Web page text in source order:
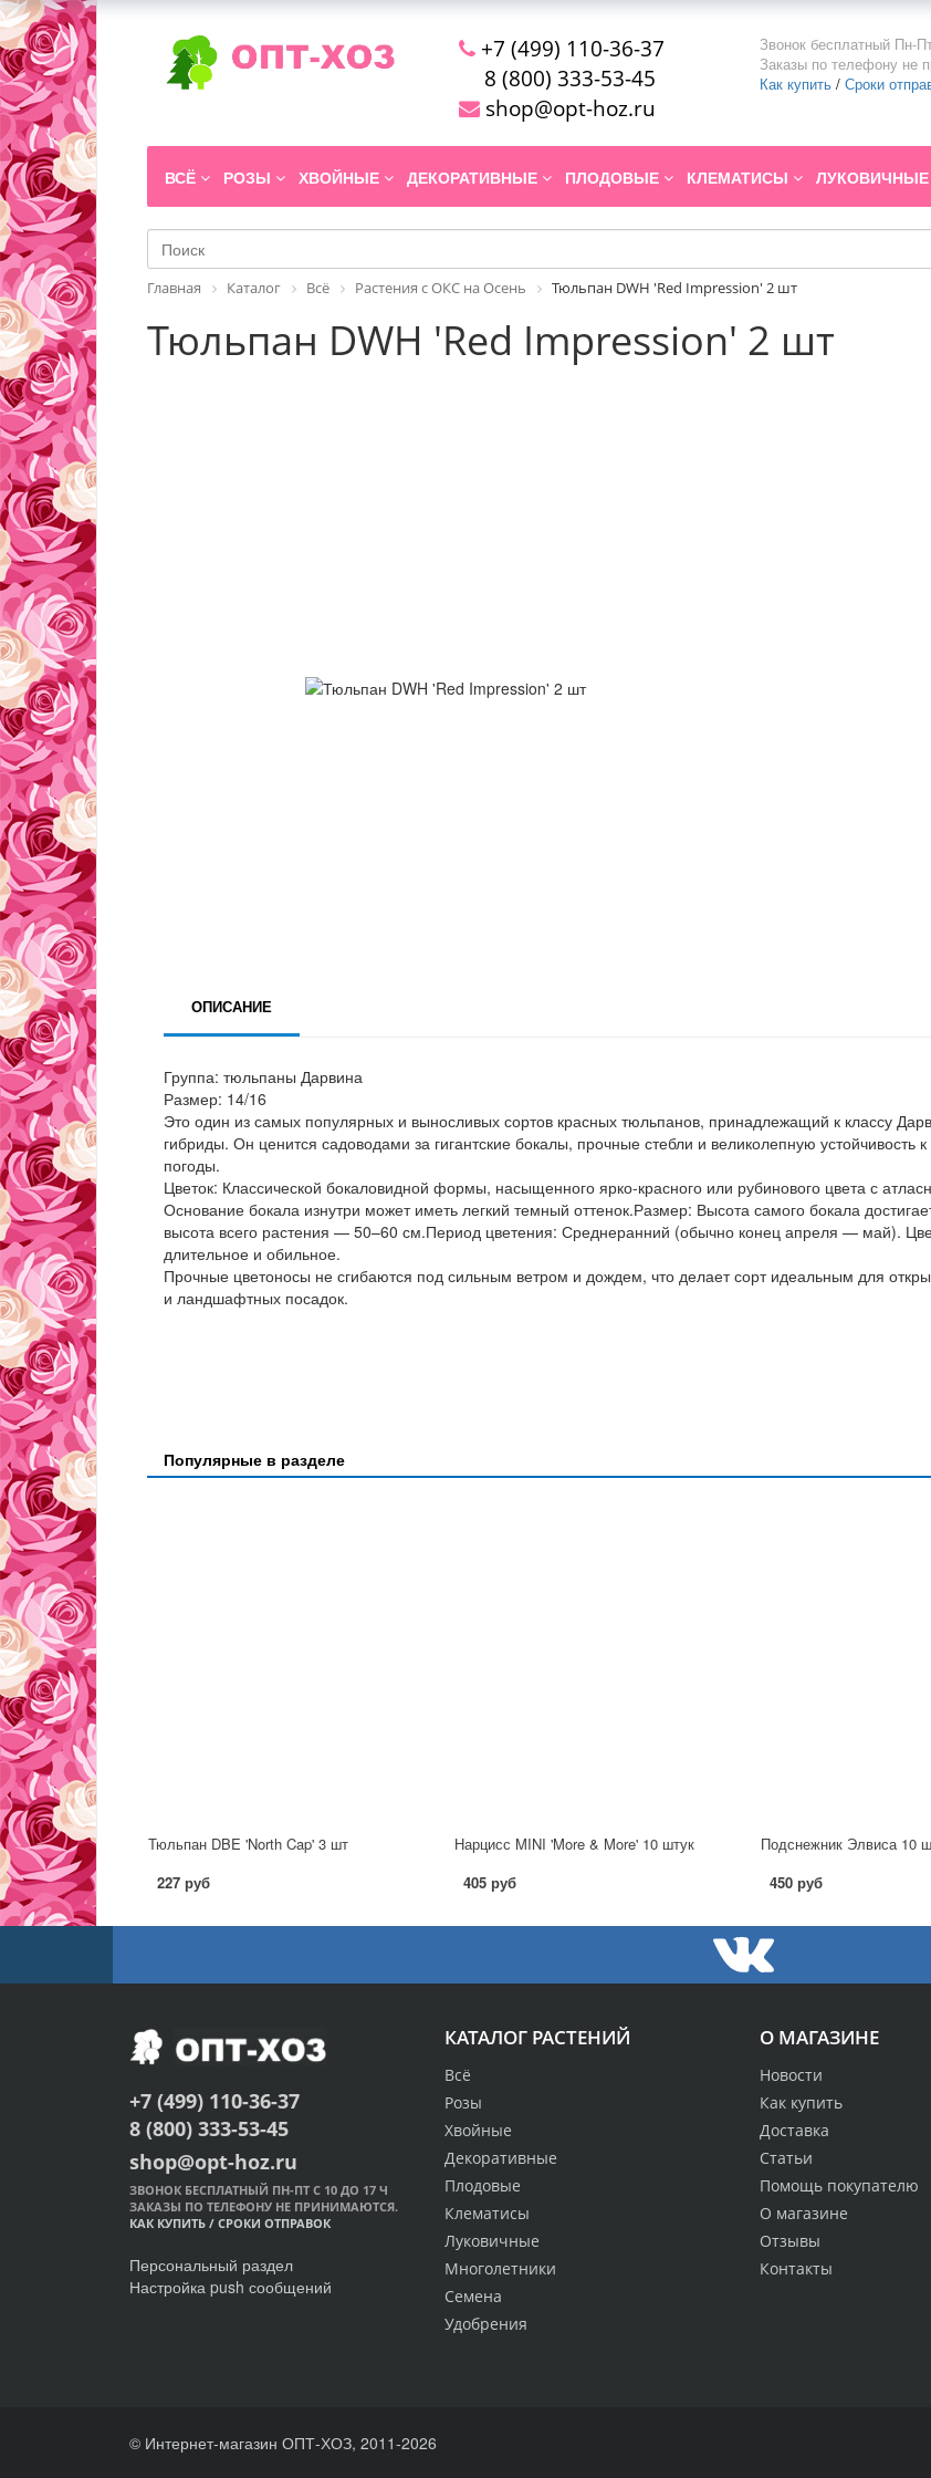
+7 (499) 110-36-37
8 (800) 333-53-45
shop@opt-hoz.ru
Звонок бесплатный Пн-
Заказы по телефону не
Как купить / Сроки
ВСЁ РОЗЫ ХВОЙНЫЕ ДЕКОРАТИВНЫЕ ПЛОДОВЫЕ КЛЕМАТИСЫ ЛУКОВИЧНЫЕ
Главная Каталог Всё Растения с ОКС на Осень Тюльпан DWH 'Red Impression' 2 шт
Тюльпан DWH 'Red Impression' 2 шт
ОПИСАНИЕ
Группа: тюльпаны Дарвина
Размер: 14/16
Это один из самых популярных и выносливых сортов красных тюльпанов, принадлежащий к классу
гибриды. Он ценится садоводами за гигантские бокалы, прочные стебли и великолепную устойчивость
погоды.
Цветок: Классической бокаловидной формы, насыщенного ярко-красного или рубинового цвета с
Основание бокала изнутри может иметь легкий темный оттенок.Размер: Высота самого бокала
высота всего растения — 50–60 см.Период цветения: Среднеранний (обычно конец апреля — май).
длительное и обильное.
Прочные цветоносы не сгибаются под сильным ветром и дождем, что делает сорт идеальным для
и ландшафтных посадок.
Популярные в разделе
Тюльпан DBE 'North Cap' 3 шт
227 руб
Нарцисс MINI 'More & More' 10 штук
405 руб
Подснежник Элвиса 10
450 руб
О МАГАЗИНЕ
Новости
Как купить
Доставка
Статьи
Помощь покупателю
О магазине
Отзывы
Контакты
КАТАЛОГ РАСТЕНИЙ
Всё
Розы
Хвойные
Декоративные
Плодовые
Клематисы
Луковичные
Многолетники
Семена
Удобрения
+7 (499) 110-36-37
8 (800) 333-53-45
shop@opt-hoz.ru
ЗВОНОК БЕСПЛАТНЫЙ ПН-ПТ С 10 ДО 17 Ч
ЗАКАЗЫ ПО ТЕЛЕФОНУ НЕ ПРИНИМАЮТСЯ.
КАК КУПИТЬ / СРОКИ ОТПРАВОК
Персональный раздел
Настройка push сообщений
© Интернет-магазин ОПТ-ХОЗ, 2011-2026